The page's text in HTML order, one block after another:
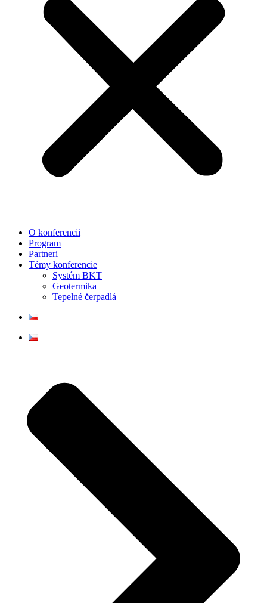
O konferencii
Program
Partneri
Témy konferencie
Systém BKT
Geotermika
Tepelné čerpadlá